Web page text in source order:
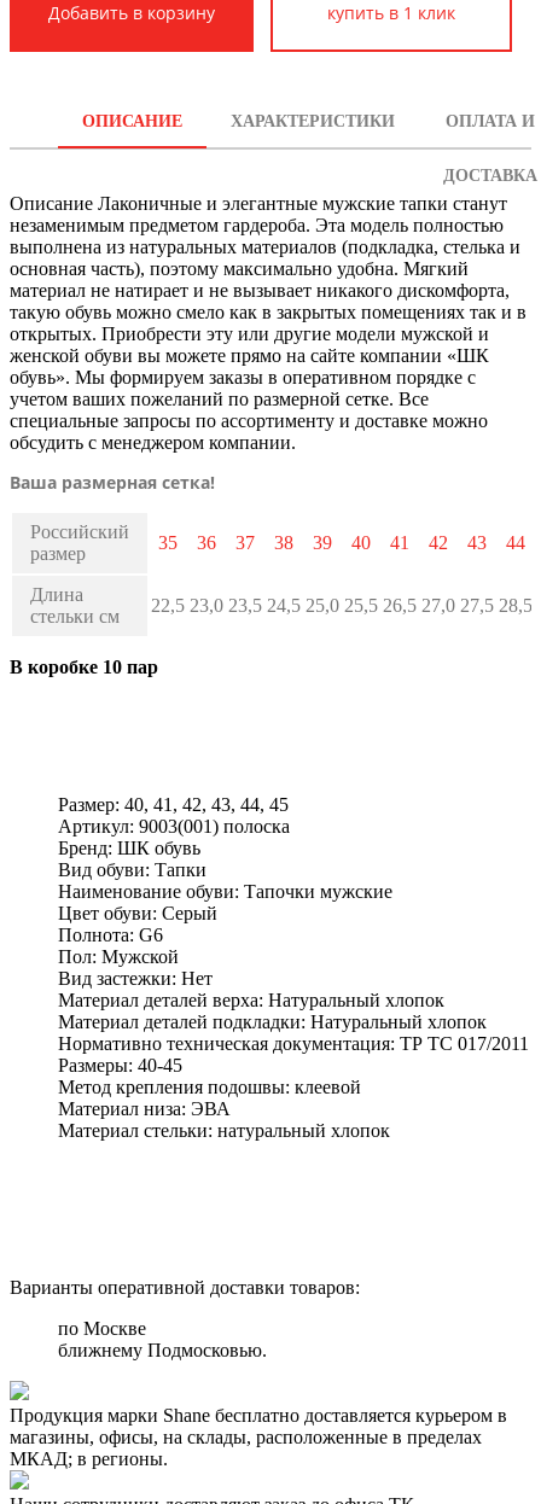
купить в 1 клик
ОПИСАНИЕ ХАРАКТЕРИСТИКИ ОПЛАТА И
ДОСТАВКА
Описание Лаконичные и элегантные мужские тапки станут
незаменимым предметом гардероба. Эта модель полностью
выполнена из натуральных материалов (подкладка, стелька и
основная часть), поэтому максимально удобна. Мягкий
материал не натирает и не вызывает никакого дискомфорта,
такую обувь можно смело как в закрытых помещениях так и в
открытых. Приобрести эту или другие модели мужской и
женской обуви вы можете прямо на сайте компании «ШК
обувь». Мы формируем заказы в оперативном порядке с
учетом ваших пожеланий по размерной сетке. Все
специальные запросы по ассортименту и доставке можно
обсудить с менеджером компании.
Ваша размерная сетка!
Российский
размер
35 36 37 38 39 40 41 42 43 44
Длина
стельки см
22,5 23,0 23,5 24,5 25,0 25,5 26,5 27,0 27,5 28,5
В коробке 10 пар
Размер: 40, 41, 42, 43, 44, 45
Артикул: 9003(001) полоска
Бренд: ШК обувь
Вид обуви: Тапки
Наименование обуви: Тапочки мужские
Цвет обуви: Серый
Полнота: G6
Пол: Мужской
Вид застежки: Нет
Материал деталей верха: Натуральный хлопок
Материал деталей подкладки: Натуральный хлопок
Нормативно техническая документация: ТР ТС 017/2011
Размеры: 40-45
Метод крепления подошвы: клеевой
Материал низа: ЭВА
Материал стельки: натуральный хлопок
Варианты оперативной доставки товаров:
по Москве
ближнему Подмосковью.
Продукция марки Shane бесплатно доставляется курьером в
магазины, офисы, на склады, расположенные в пределах
МКАД; в регионы.